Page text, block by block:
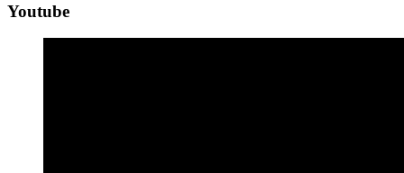
Youtube